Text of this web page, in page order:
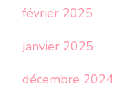
février 2025
janvier 2025
décembre 2024